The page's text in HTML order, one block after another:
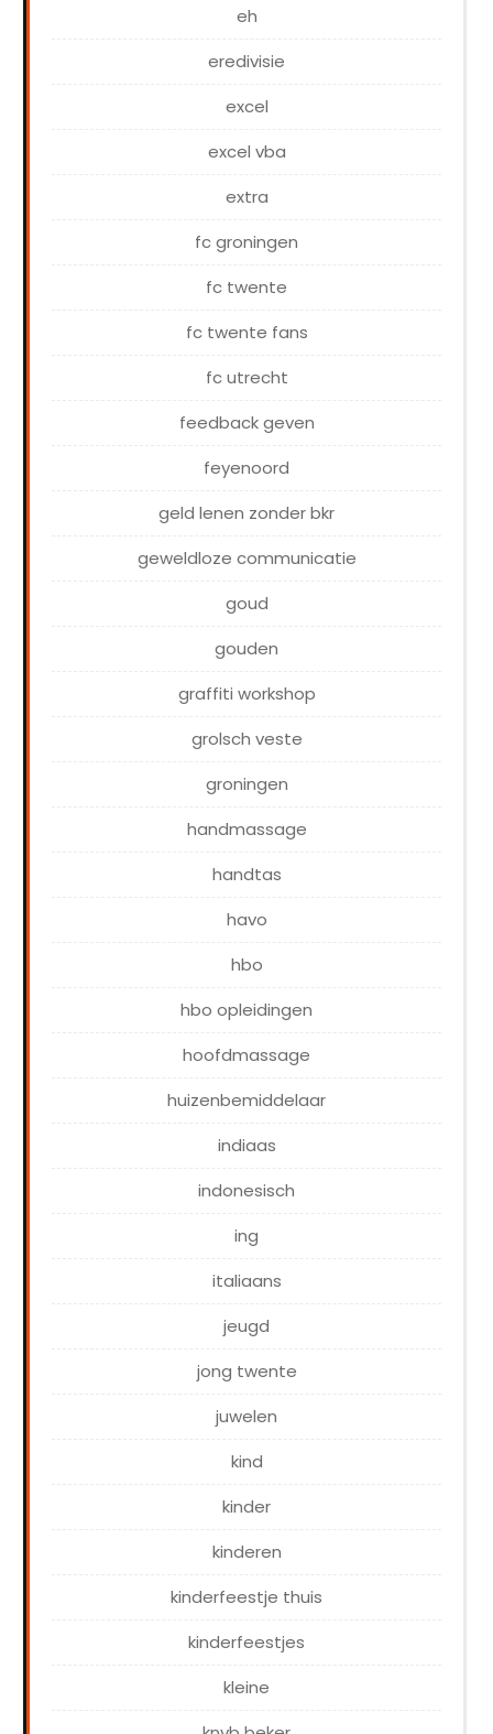
eh
eredivisie
excel
excel vba
extra
fc groningen
fc twente
fc twente fans
fc utrecht
feedback geven
feyenoord
geld lenen zonder bkr
geweldloze communicatie
goud
gouden
graffiti workshop
grolsch veste
groningen
handmassage
handtas
havo
hbo
hbo opleidingen
hoofdmassage
huizenbemiddelaar
indiaas
indonesisch
ing
italiaans
jeugd
jong twente
juwelen
kind
kinder
kinderen
kinderfeestje thuis
kinderfeestjes
kleine